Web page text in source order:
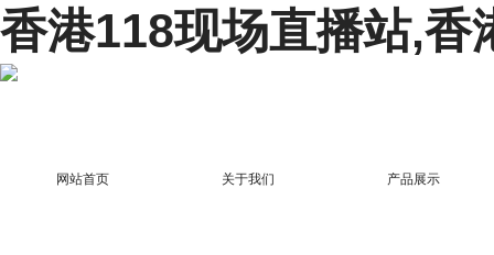
香港118现场直播站,香
网站首页 关于我们 产品展示